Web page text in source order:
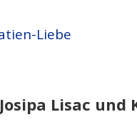
Josipa Lisac und